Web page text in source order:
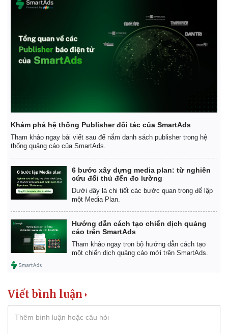
Khám phá hệ thống Publisher đối tác của SmartAds
Tham khảo ngay bài viết sau để nắm danh sách publisher trong hệ
thống quảng cáo của SmartAds.
6 bước xây dựng media plan: từ nghiên
cứu đối thủ đến đo lường
Dưới đây là chi tiết các bước quan trọng để lập
một Media Plan.
Hướng dẫn cách tạo chiến dịch quảng
cáo trên SmartAds
Tham khảo ngay trọn bộ hướng dẫn cách tạo
một chiến dịch quảng cáo mới trên SmartAds.
Viết bình luận